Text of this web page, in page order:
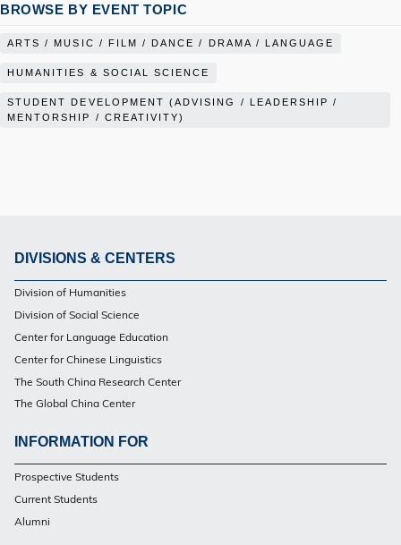
BROWSE BY EVENT TOPIC
ARTS / MUSIC / FILM / DANCE / DRAMA / LANGUAGE
HUMANITIES & SOCIAL SCIENCE
STUDENT DEVELOPMENT (ADVISING / LEADERSHIP /
MENTORSHIP / CREATIVITY)
Footer
DIVISIONS & CENTERS
Division of Humanities
Division of Social Science
Center for Language Education
Center for Chinese Linguistics
The South China Research Center
The Global China Center
Footer
INFORMATION FOR
Prospective Students
Current Students
Alumni